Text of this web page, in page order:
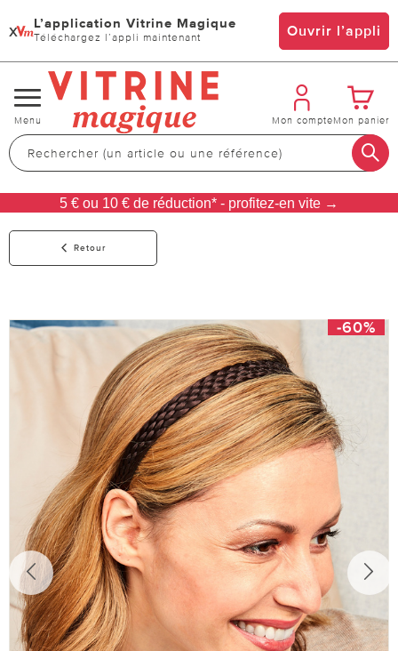
x L’application Vitrine Magique
Téléchargez l’appli maintenant Ouvrir l’appli
Changer
de
navigation
Menu Mon compteMon panier
5 € ou 10 € de réduction* - profitez-en vite →
Retour
-60%